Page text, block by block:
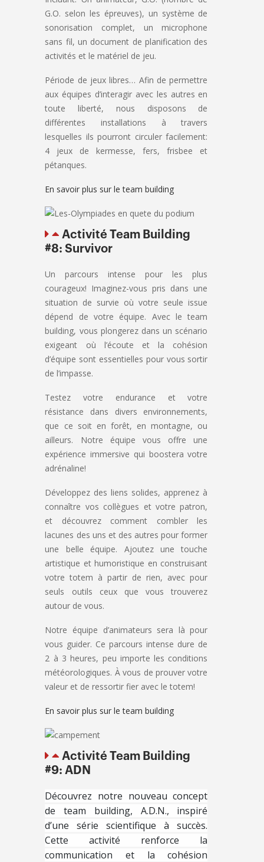
G.O. selon les épreuves), un système de
sonorisation complet, un microphone
sans fil, un document de planification des
activités et le matériel de jeu.
Période de jeux libres… Afin de permettre
aux équipes d’interagir avec les autres en
toute liberté, nous disposons de
différentes installations à travers
lesquelles ils pourront circuler facilement:
4 jeux de kermesse, fers, frisbee et
pétanques.
En savoir plus sur le team building
Activité Team Building
#8: Survivor
Un parcours intense pour les plus
courageux! Imaginez-vous pris dans une
situation de survie où votre seule issue
dépend de votre équipe. Avec le team
building, vous plongerez dans un scénario
exigeant où l’écoute et la cohésion
d’équipe sont essentielles pour vous sortir
de l’impasse.
Testez votre endurance et votre
résistance dans divers environnements,
que ce soit en forêt, en montagne, ou
ailleurs. Notre équipe vous offre une
expérience immersive qui boostera votre
adrénaline!
Développez des liens solides, apprenez à
connaître vos collègues et votre patron,
et découvrez comment combler les
lacunes des uns et des autres pour former
une belle équipe. Ajoutez une touche
artistique et humoristique en construisant
votre totem à partir de rien, avec pour
seuls outils ceux que vous trouverez
autour de vous.
Notre équipe d’animateurs sera là pour
vous guider. Ce parcours intense dure de
2 à 3 heures, peu importe les conditions
météorologiques. À vous de prouver votre
valeur et de ressortir fier avec le totem!
En savoir plus sur le team building
Activité Team Building
#9: ADN
Découvrez notre nouveau concept
de team building, A.D.N., inspiré
d’une série scientifique à succès.
Cette activité renforce la
communication et la cohésion